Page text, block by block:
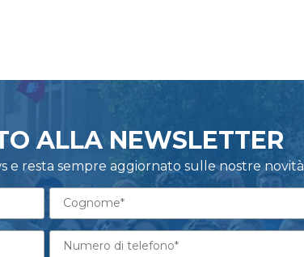
ALLA NEWSLETTER
e resta sempre aggiornato sulle nostre novità